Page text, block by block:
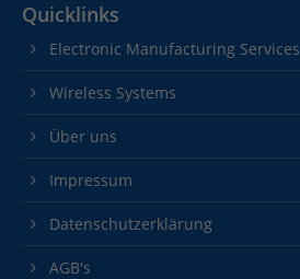
Quicklinks
Electronic Manufacturing Services
Wireless Systems
Über uns
Impressum
Datenschutzerklärung
AGB's